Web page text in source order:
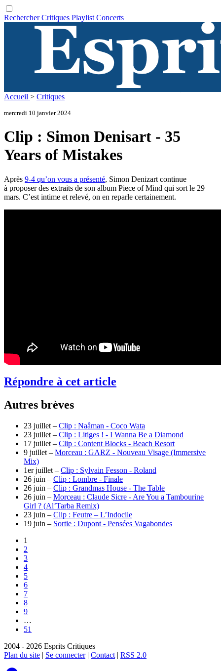
Rechercher Critiques Playlist Concerts
Accueil > Critiques
mercredi 10 janvier 2024
Clip : Simon Denisart - 35
Years of Mistakes
Après 9-4 qu’on vous a présenté, Simon Denizart continue
à proposer des extraits de son album Piece of Mind qui sort le 29
mars. C’est intime et relevé, on en reparle certainement.
Répondre à cet article
Autres brèves
23 juillet – Clip : Naâman - Coco Wata
23 juillet – Clip : Litiges ! - I Wanna Be a Diamond
17 juillet – Clip : Content Blocks - Beach Resort
9 juillet – Morceau : GARZ - Nouveau Visage (Immersive
Mix)
1er juillet – Clip : Sylvain Fesson - Roland
26 juin – Clip : Lombre - Finale
26 juin – Clip : Grandmas House - The Table
26 juin – Morceau : Claude Sicre - Are You a Tambourine
Girl ? (Al’Tarba Remix)
23 juin – Clip : Feutre – L’Indocile
19 juin – Sortie : Dupont - Pensées Vagabondes
1
2
3
4
5
6
7
8
9
…
51
2004 - 2026 Esprits Critiques
Plan du site | Se connecter| Contact | RSS 2.0